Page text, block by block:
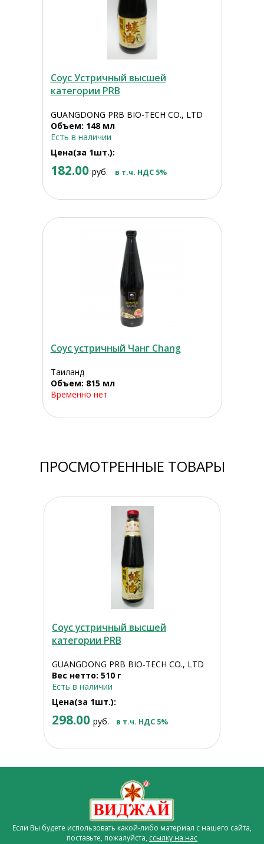
Соус Устричный высшей
категории PRB
GUANGDONG PRB BIO-TECH CO., LTD
Объем: 148 мл
Есть в наличии
Цена(за 1шт.):
182.00 руб. в т.ч. НДС 5%
Соус устричный Чанг Chang
Таиланд
Объем: 815 мл
Временно нет
ПРОСМОТРЕННЫЕ ТОВАРЫ
Соус устричный высшей
категории PRB
GUANGDONG PRB BIO-TECH CO., LTD
Вес нетто: 510 г
Есть в наличии
Цена(за 1шт.):
298.00 руб. в т.ч. НДС 5%
Если Вы будете использовать какой-либо материал с нашего сайта,
поставьте, пожалуйста, ссылку на нас